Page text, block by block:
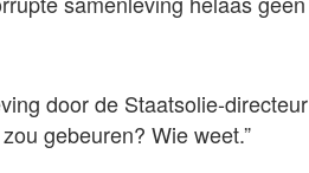
door de Staatsolie-directeur
gebeuren? Wie weet.”